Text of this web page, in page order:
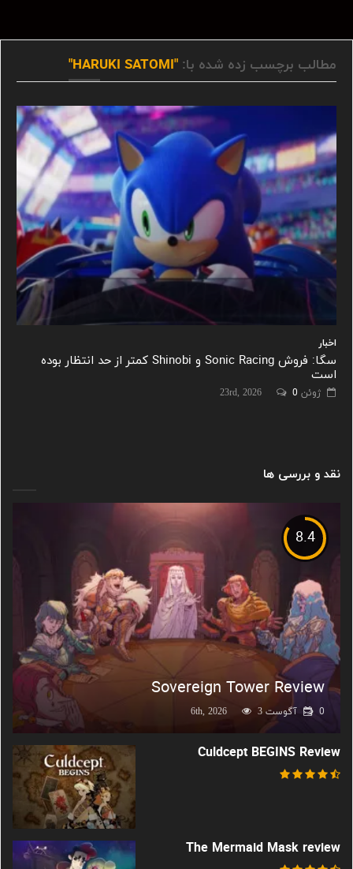
مطالب برچسب زده شده با: "HARUKI SATOMI"
اخبار
سگا: فروش Sonic Racing و Shinobi کمتر از حد انتظار بوده
است
ژوئن 23rd, 2026 0
نقد و بررسی ها
8.4
Sovereign Tower Review
آگوست 6th, 2026 3 0
Culdcept BEGINS Review
The Mermaid Mask review